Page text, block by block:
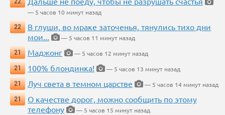
— 5 часов 10 минут назад
22
В глуши, во мраке заточенья, тянулись тихо дни
мои...
— 5 часов 11 минут назад
21
Маджонг
— 5 часов 12 минут назад
21
100% блондинка!
— 5 часов 13 минут назад
21
Луч света в темном царстве
— 5 часов 14 минут назад
21
О качестве дорог, можно сообщить по этому
телефону
— 5 часов 15 минут назад